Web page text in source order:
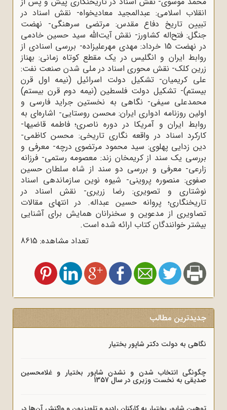
انقلاب اسلامی: عبدالمجید معادیخواه- نقش اسناد در
تبیین تاریخ دفاع مقدس: مرتضی سرهنگی- نهضت
جنگل: فتح‌اله کشاورز- نقش آیت‌الله سید حسین خادمی
در نهضت 15 خرداد: مهدی مهرعلیزاده- بررسی اسنادی از
روابط ایران و انگلیس در یک مقطع کوتاه زمانی: بهناز
زرین کلک- نقش محوری اسناد در ملی شدن صنعت نفت:
علی کریمیان- تشکیل دولت اسرائیل (نیمه اول قرن
بیستم)- تشکیل دولت فلسطین (نیمه دوم قرن بیستم)
محمدعلی سیفی- نگاهی به نخستین جراید فارسی و
اولین روزنامه ادواری ایران: محسن روستایی- اشاره‌ای به
روابط ایران و آمریکا در دوره ناصری؛ فاطمه قاضیها-
کارکرد اسناد در واقعه نگاری تاریخی: محسن کاظمی-
دین زدایی پهلوی: سید محمود مرتضوی درچه- معرفی و
بررسی یک سند از کریمخان زند: معصومه رستمی- فرزانه
زارعی- معرفی و بررسی دو سند از شاه سلطان حسین
صفوی: منصوره پروینی- شیوه نوین سازماندهی اسناد
نوشتاری و تصویری: رضا زریری- نقش اسناد در
تاریخنگاری؛ پروانه حسین عبداله. در انتهای مقالات
تصاویری از مدعوین و سخنرانان همایش برای آشنایی
بیشتر خوانندگان کتاب ارائه شده است.
تعداد مشاهده: 8615
جدیدترین مطالب
نگاهی به دولت دکتر شاپور بختیار
چگونگی انتخاب شدن و نشدن شاپور بختیار و غلامحسین
صدیقی به نخست وزیری در سال 1357